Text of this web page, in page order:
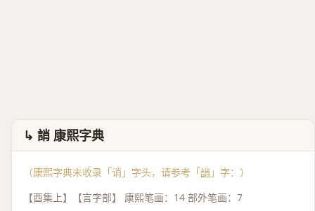
↳ 誚 康熙字典
（康熙字典未收录「诮」字头，请参考「誚 」字：）
【酉集上】【言字部】 康熙笔画：14 部外笔画：7